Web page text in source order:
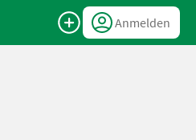
Anmelden